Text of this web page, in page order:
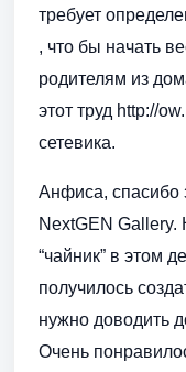
требует
, что бы начать
родителям из
этот труд http://
сетевика.
Анфиса, спасибо
NextGEN Gallery.
“чайник” в этом
получилось
нужно доводить
Очень